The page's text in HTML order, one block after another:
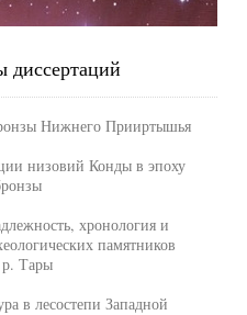
Нижнего Прииртышья
низовий Конды в эпоху
хронология и
памятников
р. Тары
в лесостепи Западной